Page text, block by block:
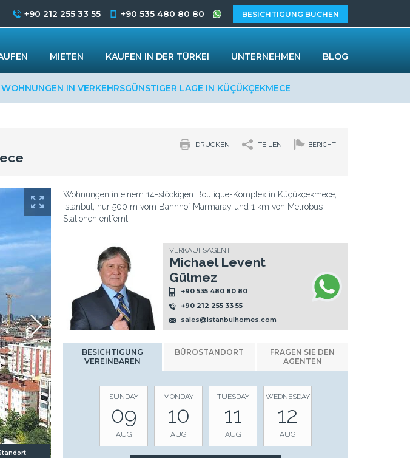
WOHNUNGEN IN VERKEHRSGÜNSTIGER LAGE IN KÜÇÜKÇEKMECE
BERICHT
TEILEN
DRUCKEN
Wohnungen in einem 14-stöckigen Boutique-Komplex in Küçükçekmece,
Istanbul, nur 500 m vom Bahnhof Marmaray und 1 km von Metrobus-
Stationen entfernt.
VERKAUFSAGENT
Michael Levent
Gülmez
+90 535 480 80 80
+90 212 255 33 55
sales@istanbulhomes.com
BESICHTIGUNG
VEREINBAREN
BÜROSTANDORT
FRAGEN SIE DEN
AGENTEN
SUNDAY
09
AUG
MONDAY
10
AUG
TUESDAY
11
AUG
WEDNESDAY
12
AUG
+90 212 255 33 55 +90 535 480 80 80 BESICHTIGUNG BUCHEN
MIETEN KAUFEN IN DER TÜRKEI UNTERNEHMEN BLOG